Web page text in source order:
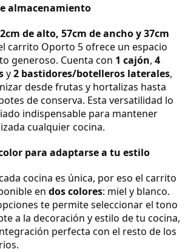
almacenamiento
de alto, 57cm de ancho y 37cm
carrito Oporto 5 ofrece un espacio
generoso. Cuenta con 1 cajón, 4
y 2 bastidores/botelleros laterales,
desde frutas y hortalizas hasta
de conserva. Esta versatilidad lo
indispensable para mantener
cualquier cocina.
para adaptarse a tu estilo
cocina es única, por eso el carrito
en dos colores: miel y blanco.
te permite seleccionar el tono
a la decoración y estilo de tu cocina,
perfecta con el resto de los